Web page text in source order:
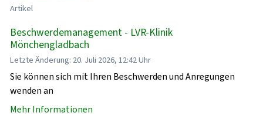
Artikel
Beschwerdemanagement - LVR-Klinik
Mönchengladbach
Letzte Änderung: 20. Juli 2026, 12:42 Uhr
Sie können sich mit Ihren Beschwerden und Anregungen
wenden an
Mehr Informationen